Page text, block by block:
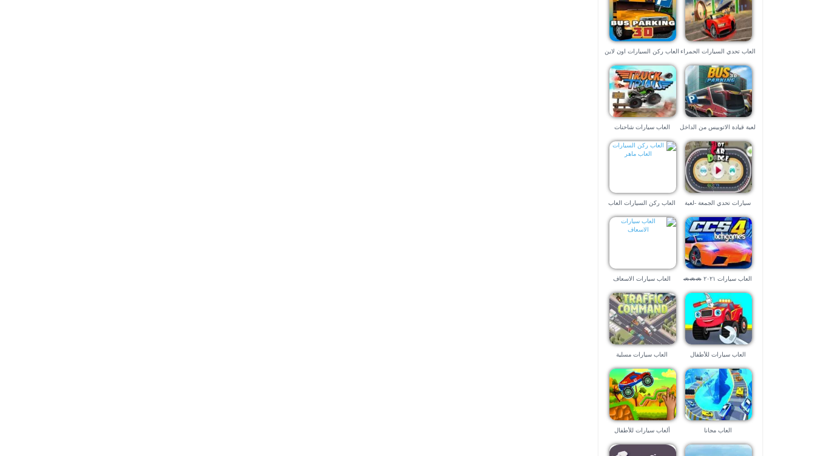
العاب تحدي السيارات الحمراء العاب ركن السيارات اون لاين
لعبة قيادة الاتوبيس من الداخل العاب سيارات شاحنات
سيارات تحدي الجمعة -لعبة
العاب ركن السيارات العاب
العاب سيارات ٢٠٢١ 🚗🚗🚗 العاب سيارات الاسعاف
العاب سيارات للأطفال العاب سيارات مسلية
العاب مجانا ألعاب سيارات للأطفال